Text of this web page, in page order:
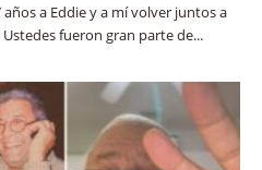
años a Eddie y a mí volver juntos a
fueron gran parte de...